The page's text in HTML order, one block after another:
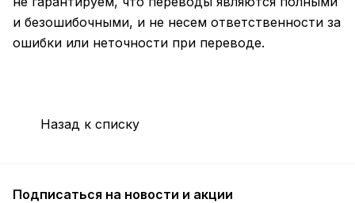
и безошибочными, и не несем ответственности за
ошибки или неточности при переводе.
Назад к списку
Подписаться на новости и акции